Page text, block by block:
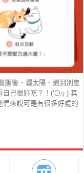
飯後、曬太陽、遇到別隻
自己很好吃？！(‘⊙д-) 其
來說可是有很多好處的